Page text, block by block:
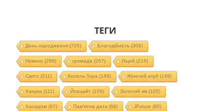
ТЕГИ
День народження(705) Благодійність(308)
Новини (299) громада (267) Ліцей (216)
Свято (211) Колель Тора (188) Жіночий клуб (149)
Ханука (111) Йорцайт (108) Золотий вік(105)
Хасидізм (97) Пам'ятна дата (88) JFuture (88)